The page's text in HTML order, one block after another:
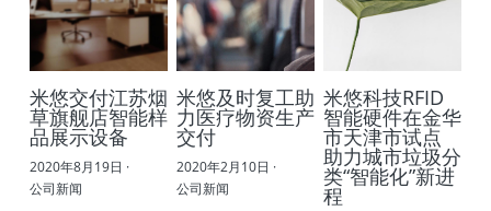
米悠交付江苏烟
草旗舰店智能样
品展示设备
2020年8月19日 ·
公司新闻
米悠及时复工助
力医疗物资生产
交付
2020年2月10日 ·
公司新闻
米悠科技RFID
智能硬件在金华
市天津市试点
助力城市垃圾分
类“智能化”新进
程